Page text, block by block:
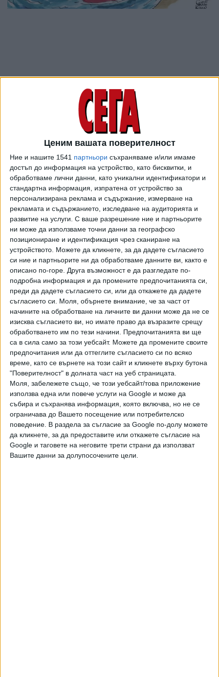
Ценим вашата поверителност
Ние и нашите 1541 партньори съхраняваме и/или имаме
достъп до информация на устройство, като бисквитки, и
обработваме лични данни, като уникални идентификатори и
стандартна информация, изпратена от устройство за
персонализирана реклама и съдържание, измерване на
рекламата и съдържанието, изследване на аудиторията и
развитие на услуги. С ваше разрешение ние и партньорите
ни може да използваме точни данни за географско
позициониране и идентификация чрез сканиране на
устройството. Можете да кликнете, за да дадете съгласието
си ние и партньорите ни да обработваме данните ви, както е
описано по-горе. Друга възможност е да разгледате по-
подробна информация и да промените предпочитанията си,
преди да дадете съгласието си, или да откажете да дадете
съгласието си.
Моля, обърнете внимание, че за част от
начините на обработване на личните ви данни може да не се
изисква съгласието ви, но имате право да възразите срещу
обработването им по тези начини. Предпочитанията ви ще
са в сила само за този уебсайт. Можете да промените своите
предпочитания или да оттеглите съгласието си по всяко
време, като се върнете на този сайт и кликнете върху бутона
"Поверителност" в долната част на уеб страницата.
Моля, забележете също, че този уебсайт/това приложение
използва една или повече услуги на Google и може да
събира и съхранява информация, която включва, но не се
ограничава до Вашето посещение или потребителско
поведение. В раздела за съгласие за Google по-долу можете
да кликнете, за да предоставите или откажете съгласие на
Google и таговете на неговите трети страни да използват
Вашите данни за долупосочените цели.
Хавайската Богородица заплака с фентанилови сълзи
Видео Разгледай всички
Двама кандидат-президенти се борят за любовта на
Радев
НАЙ-ЧЕТЕНИ днес седмица месец